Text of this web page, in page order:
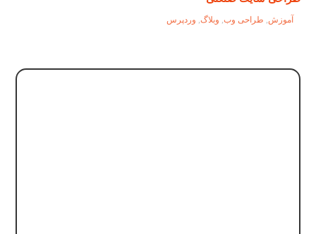
آموزش, طراحی وب, وبلاگ, وردپرس